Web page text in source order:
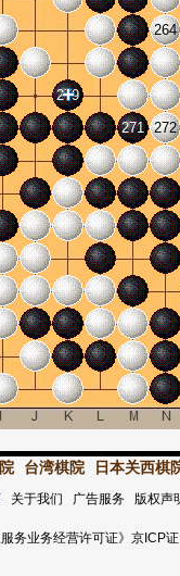
264
271 272
279
台湾棋院 日本关西棋
关于我们 广告服务 版权声
服务业务经营许可证》京